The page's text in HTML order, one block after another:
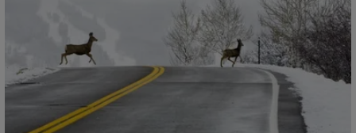
Jetzt informieren
Nicht sicher, was Sie benötigen?
Dann lassen Sie sich helfen.